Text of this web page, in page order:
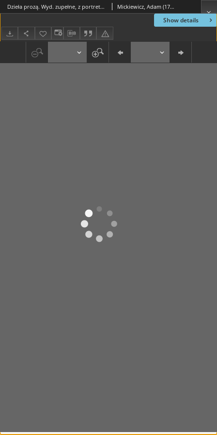
Show details
Dzieła prozą. Wyd. zupełne, z portretem poety T. 4-5, Wykłady o literaturach słowiańskich R. I, II, III i IV Mickiewicz, Adam (1798-1855)